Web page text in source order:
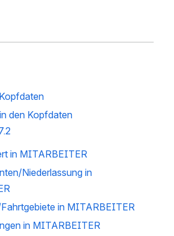
den Kopfdaten
in MITARBEITER
Niederlassung in
in MITARBEITER
in MITARBEITER